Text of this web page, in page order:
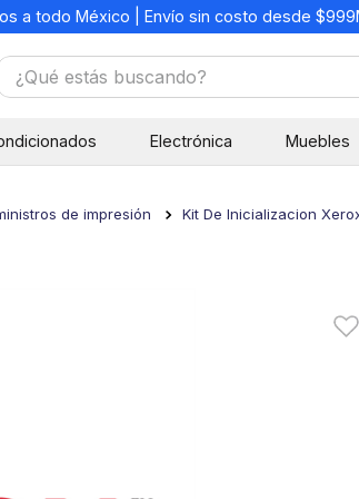
a todo México | Envío sin costo desde
estás buscando?
Electrónica Muebles
de impresión Kit De Inicializacion